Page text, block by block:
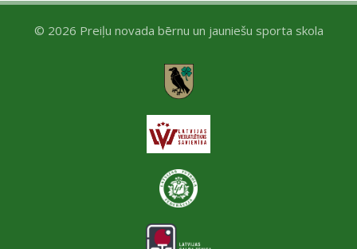
© 2026 Preiļu novada bērnu un jauniešu sporta skola